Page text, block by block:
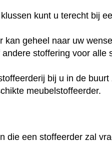
kunt u terecht bij
kan geheel naar uw
andere stoffering voor alle
bij u in de
meubelstoffeerder.
die een stoffeerder zal